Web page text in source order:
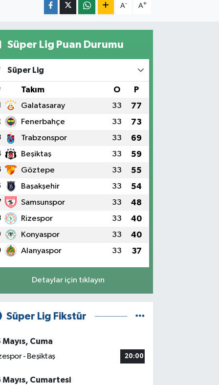
A- A+
Süper Lig Puan Durumu
Süper Lig
Takım O P
Galatasaray 33 77
Fenerbahçe 33 73
Trabzonspor 33 69
Beşiktaş 33 59
Göztepe 33 55
Başakşehir 33 54
Samsunspor 33 48
Rizespor 33 40
Konyaspor 33 40
Alanyaspor 33 37
Detaylar için tıklayın
Süper Lig Fikstür
Mayıs, Cuma
- Beşiktaş
20:00
Mayıs, Cumartesi